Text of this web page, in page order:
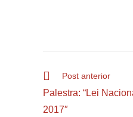
Post anterior
Palestra: “Lei
2017″